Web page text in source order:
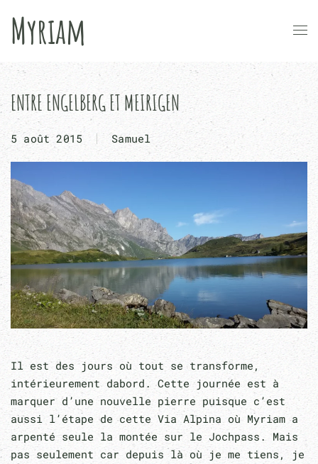
Passer
au
contenu
principal
Myriam
ENTRE ENGELBERG ET MEIRIGEN
5 août 2015 Samuel
Il est des jours où tout se transforme,
intérieurement dabord. Cette journée est à
marquer d’une nouvelle pierre puisque c’est
aussi l’étape de cette Via Alpina où Myriam a
arpenté seule la montée sur le Jochpass. Mais
pas seulement car depuis là où je me tiens, je